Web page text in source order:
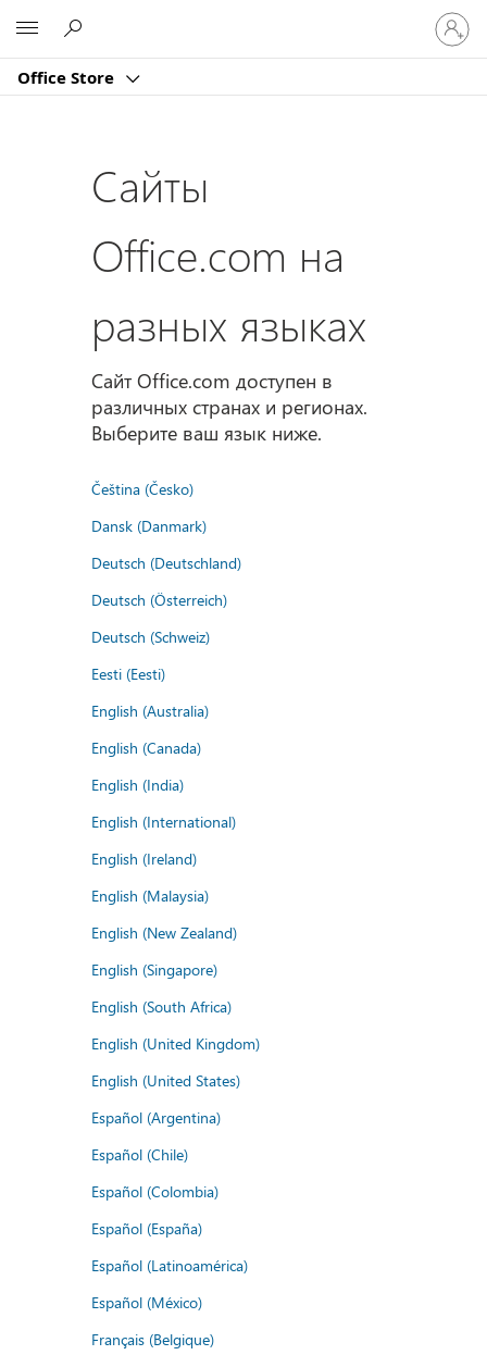
Office Store
в
Сайты
Office.com на
разных языках
Сайт Office.com доступен в
различных странах и регионах.
Выберите ваш язык ниже.
Čeština (Česko)
Dansk (Danmark)
Deutsch (Deutschland)
Deutsch (Österreich)
Deutsch (Schweiz)
Eesti (Eesti)
English (Australia)
English (Canada)
English (India)
English (International)
English (Ireland)
English (Malaysia)
English (New Zealand)
English (Singapore)
English (South Africa)
English (United Kingdom)
English (United States)
Español (Argentina)
Español (Chile)
Español (Colombia)
Español (España)
Español (Latinoamérica)
Español (México)
Français (Belgique)